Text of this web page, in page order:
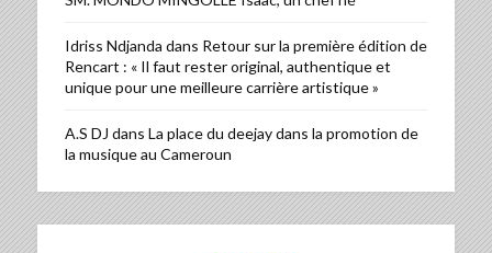
Idriss Ndjanda dans Retour sur la première édition de
Rencart : « Il faut rester original, authentique et
unique pour une meilleure carrière artistique »
A.S DJ dans La place du deejay dans la promotion de
la musique au Cameroun